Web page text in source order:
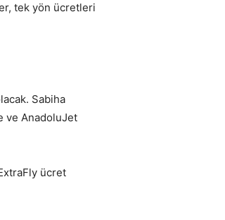
tek yön ücretleri
Sabiha
ve AnadoluJet
ücret